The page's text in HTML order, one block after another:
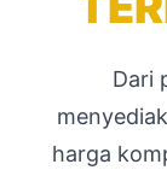
Dari
harga